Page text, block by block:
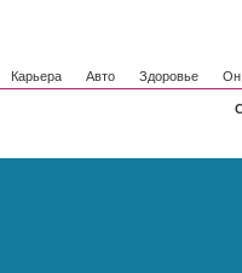
Карьера Авто Здоровье Он